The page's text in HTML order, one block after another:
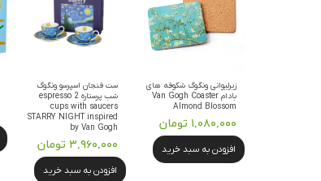
زیرلیوانی ونگوگ شکوفه های
بادام Van Gogh Coaster
Almond Blossom
۱,۰۸۰,۰۰۰ تومان
افزودن به سبد خرید
ست فنجان اسپرسو ونگوگ
شب پرستاره 2 espresso
cups with saucers
STARRY NIGHT inspired
by Van Gogh
۳,۹۶۰,۰۰۰ تومان
افزودن به سبد خرید